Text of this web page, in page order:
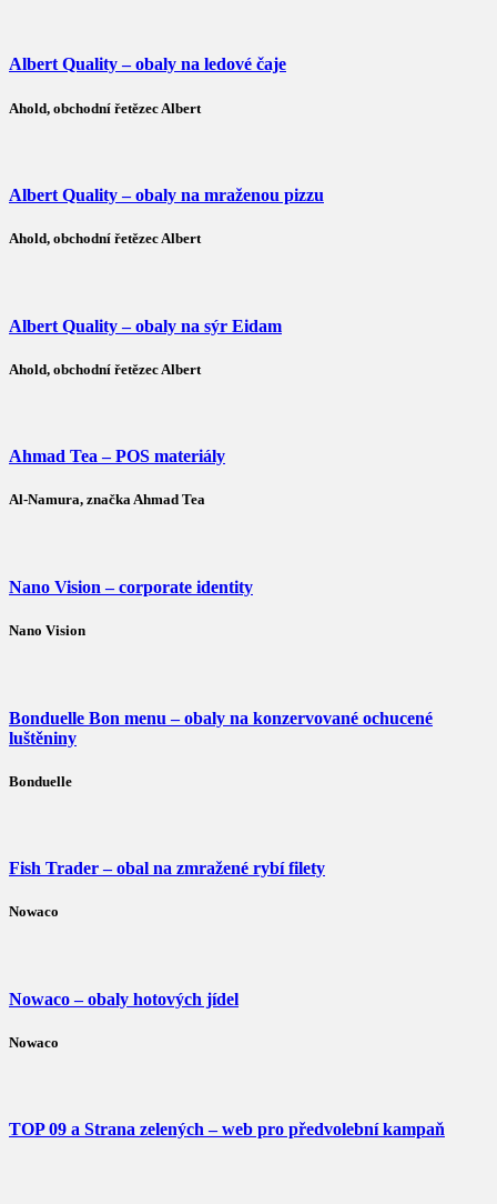
Albert Quality – obaly na ledové čaje
Ahold, obchodní řetězec Albert
Albert Quality – obaly na mraženou pizzu
Ahold, obchodní řetězec Albert
Albert Quality – obaly na sýr Eidam
Ahold, obchodní řetězec Albert
Ahmad Tea – POS materiály
Al-Namura, značka Ahmad Tea
Nano Vision – corporate identity
Nano Vision
Bonduelle Bon menu – obaly na konzervované ochucené
luštěniny
Bonduelle
Fish Trader – obal na zmražené rybí filety
Nowaco
Nowaco – obaly hotových jídel
Nowaco
TOP 09 a Strana zelených – web pro předvolební kampaň